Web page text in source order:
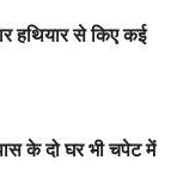
हथियार से किए कई
के दो घर भी चपेट में